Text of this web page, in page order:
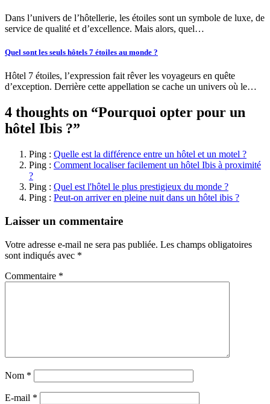
Dans l’univers de l’hôtellerie, les étoiles sont un symbole de luxe, de
service de qualité et d’excellence. Mais alors, quel…
Quel sont les seuls hôtels 7 étoiles au monde ?
Hôtel 7 étoiles, l’expression fait rêver les voyageurs en quête
d’exception. Derrière cette appellation se cache un univers où le…
4 thoughts on “Pourquoi opter pour un
hôtel Ibis ?”
Ping : Quelle est la différence entre un hôtel et un motel ?
Ping : Comment localiser facilement un hôtel Ibis à proximité
?
Ping : Quel est l'hôtel le plus prestigieux du monde ?
Ping : Peut-on arriver en pleine nuit dans un hôtel ibis ?
Laisser un commentaire
Votre adresse e-mail ne sera pas publiée. Les champs obligatoires
sont indiqués avec *
Commentaire *
Nom *
E-mail *